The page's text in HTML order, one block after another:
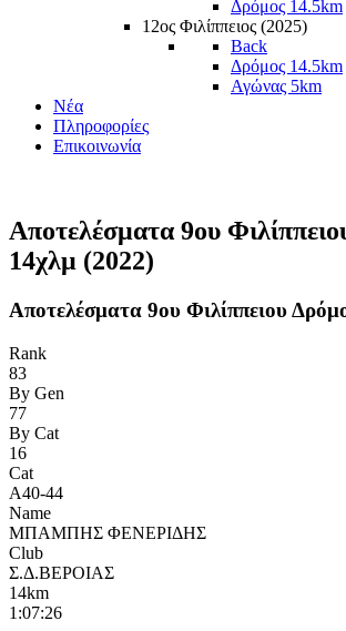
Δρόμος 14.5km
12ος Φιλίππειος (2025)
Back
Δρόμος 14.5km
Αγώνας 5km
Νέα
Πληροφορίες
Επικοινωνία
Αποτελέσματα 9ου
14χλμ (2022)
Αποτελέσματα 9ου Φιλίππειου
Rank
83
By Gen
77
By Cat
16
Cat
Α40-44
Name
ΜΠΑΜΠΗΣ ΦΕΝΕΡΙΔΗΣ
Club
Σ.Δ.ΒΕΡΟΙΑΣ
14km
1:07:26